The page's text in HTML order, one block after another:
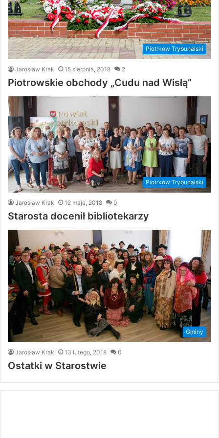
Piotrków Trybunalski
Jarosław Krak 15 sierpnia, 2018 2
Piotrowskie obchody „Cudu nad Wisłą”
Piotrków Trybunalski
Jarosław Krak 12 maja, 2018 0
Starosta docenił bibliotekarzy
Gminy
Jarosław Krak 13 lutego, 2018 0
Ostatki w Starostwie